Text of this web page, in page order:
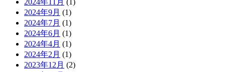
2024年9月 (1)
2024年7月 (1)
2024年6月 (1)
2024年4月 (1)
2024年2月 (1)
2023年12月 (2)